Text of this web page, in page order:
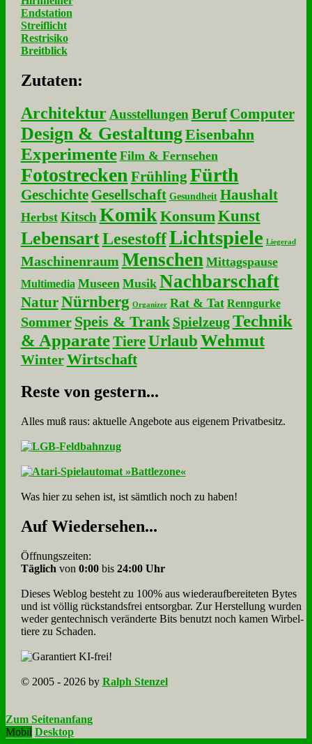
Endstation
Streiflicht
Restrisiko
Breitblick
Zu­ta­ten:
Architektur Ausstellungen Beruf Computer
Design & GestaltungEisenbahn
Experimente Film & Fernsehen
Fotostrecken Frühling Fürth
Geschichte Gesellschaft Gesundheit Haushalt
Herbst Kitsch Komik KonsumKunst
LebensartLesestoffLichtspiele Liegerad
Maschinenraum Menschen Mittagspause
Multimedia Museen Musik Nachbarschaft
NaturNürnberg Organizer Rat & Tat Renngurke
Sommer Speis & Trank Spielzeug Technik
& Apparate Tiere UrlaubWehmut
Winter Wirtschaft
Re­ste von ge­stern...
Alles muß raus: aktuelle An­ge­bo­te aus eigenem Privatbesitz.
Was hier zu sehen ist, ist sämt­lich noch zu haben!
Auf Wie­der­se­hen...
Öffnungszeiten:
Täglich von 0:00bis 24:00 Uhr
Dieses Weblog besteht zu 100% aus wie­der­auf­bereite­ten Bytes
und ist völlig rück­stands­frei ent­sorg­bar. Zur Herstellung wurden
weder gen­tech­nisch veränderte Bits benutzt noch kamen Wir­bel­
tiere zu Scha­den.
© 2005 - 2026 by Ralph Stenzel
Zum Seitenanfang
Mobil Desktop